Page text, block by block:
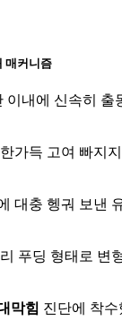
매커니즘
이내에 신속히 출
가득 고여 빠지지
대충 헹궈 보낸
푸딩 형태로 변
막힘 진단에 착수